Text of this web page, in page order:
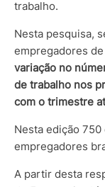
trabalho.
Nesta pesquisa,
empregadores
variação no
de trabalho nos
com o trimestre
Nesta edição
empregadores
A partir desta